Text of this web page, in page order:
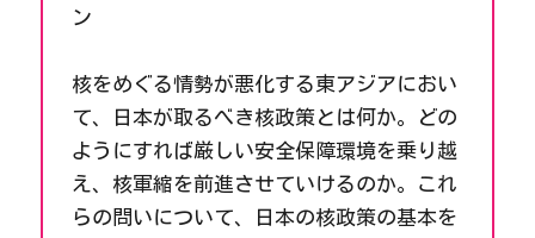
ン
核をめぐる情勢が悪化する東アジアにおい
て、日本が取るべき核政策とは何か。どの
ようにすれば厳しい安全保障環境を乗り越
え、核軍縮を前進させていけるのか。これ
らの問いについて、日本の核政策の基本を